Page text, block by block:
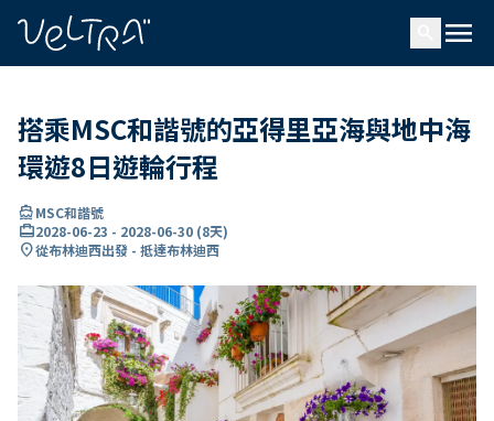
menu
搭乘MSC和諧號的亞得里亞海與地中海
環遊8日遊輪行程
directions_boatMSC和諧號
card_travel2028-06-23 - 2028-06-30 (8天)
location_on從布林迪西出發 - 抵達布林迪西